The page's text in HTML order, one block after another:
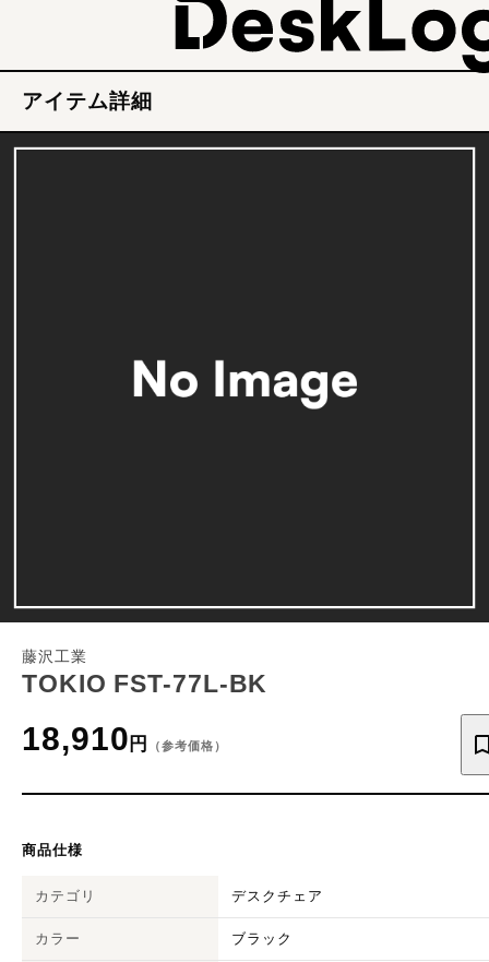
アイテム詳細
藤沢工業
TOKIO FST-77L-BK
18,910 円 （参考価格）
商品仕様
カテゴリ デスクチェア
カラー ブラック